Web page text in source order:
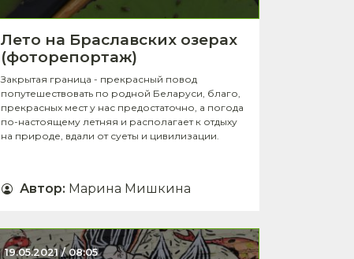
Лето на Браславских озерах
(фоторепортаж)
Закрытая граница - прекрасный повод
попутешествовать по родной Беларуси, благо,
прекрасных мест у нас предостаточно, а погода
по-настоящему летняя и располагает к отдыху
на природе, вдали от суеты и цивилизации.
Автор: Марина Мишкина
19.05.2021 / 08:05